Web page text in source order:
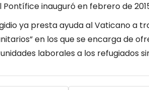
Pontífice inauguró en febrero de
ya presta ayuda al Vaticano a
en los que se encarga de
laborales a los refugiados